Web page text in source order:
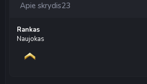
Apie skrydis23
Rankas
Naujokas